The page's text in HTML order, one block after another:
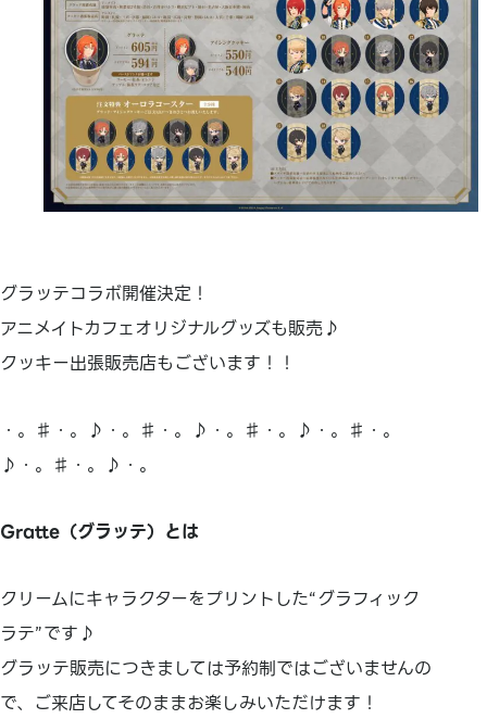
グラッテコラボ開催決定！
アニメイトカフェオリジナルグッズも販売♪
クッキー出張販売店もございます！！
・。♯・。♪・。♯・。♪・。♯・。♪・。♯・。
♪・。♯・。♪・。
Gratte（グラッテ）とは
クリームにキャラクターをプリントした“グラフィック
ラテ”です♪
グラッテ販売につきましては予約制ではございませんの
で、ご来店してそのままお楽しみいただけます！